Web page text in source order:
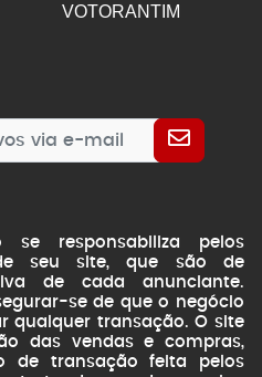
VOTORANTIM
se responsabiliza pelos
seu site, que são de
de cada anunciante.
se de que o negócio
qualquer transação. O site
das vendas e compras,
de transação feita pelos